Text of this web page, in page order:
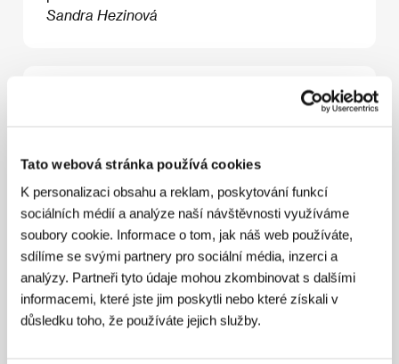
Tato webová stránka používá cookies
K personalizaci obsahu a reklam, poskytování funkcí
sociálních médií a analýze naší návštěvnosti využíváme
soubory cookie. Informace o tom, jak náš web používáte,
sdílíme se svými partnery pro sociální média, inzerci a
analýzy. Partneři tyto údaje mohou zkombinovat s dalšími
informacemi, které jste jim poskytli nebo které získali v
důsledku toho, že používáte jejich služby.
Sandra Hezinová
RežieManuel Nieto Zas/ ScénářManuel Nieto Zas
Muchachos, Holocausto Vegetal/ StřihPablo Riera
/ VýtvarníkAlejandro Castiglioni, Nicole Davieux/
Producent Manuel Nieto / VýrobaRoken Films/
Koprodukce
Pasto, Murillo Cine, Vulcana Cinema,
Sancho&Punta, Paraiso Production Diffusion/
HrajíNahuel Pérez Biscayart, Cristian Borges,
Justina Bustos, Fátima Quintanilla, Jean Pierre
Noher/ SalesLatido Films